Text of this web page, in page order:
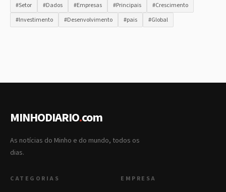
#Setor
#Dados #Empresas #Principais
#Crescimento
#Investimento
#Desenvolvimento #pais #Global
MINHODIARIO.com
As notícias do Minho e do mundo, todos os
dias.
CATEGORIAS EMPRESA